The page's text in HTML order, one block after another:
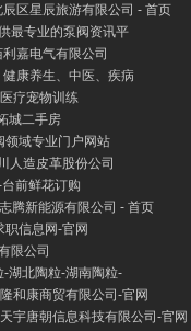
辰区星辰旅游有限公司 - 首页
最专业的泵阀资讯平
嘉电气有限公司
康养生、中医、疾病
疗宠物训练
城二手房
领域专业门户网站
人造皮革股份公司
前鲜花订购
腾新能源有限公司 - 首页
职信息网-官网
限公司
湖北陶粒-湖南陶粒-
和康商贸有限公司-官网
宇唐朝信息科技有限公司-官网